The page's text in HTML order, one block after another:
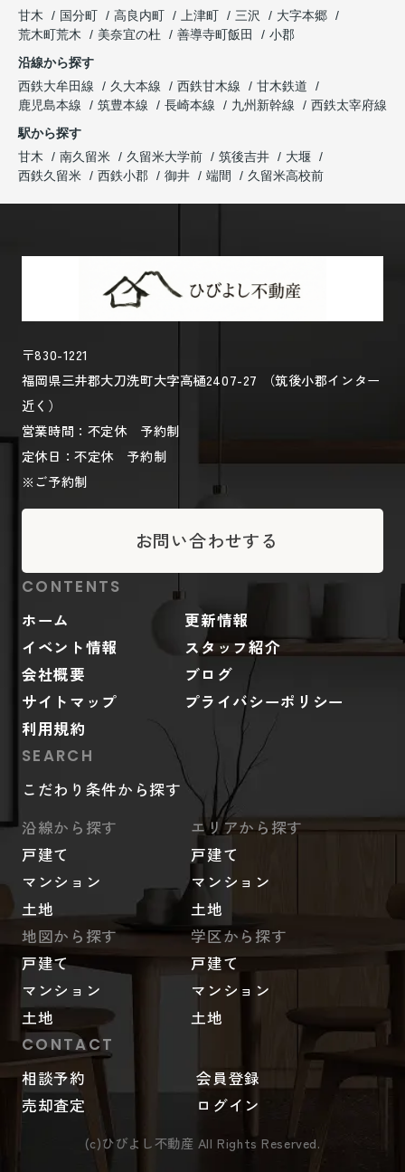
甘木
国分町 高良内町 上津町 三沢
大字本郷
荒木町荒木
美奈宜の杜 善導寺町飯田
小郡
沿線から探す
西鉄大牟田線
久大本線 西鉄甘木線
甘木鉄道
鹿児島本線
筑豊本線 長崎本線 九州新幹線
西鉄太宰府線
駅から探す
甘木
南久留米 久留米大学前 筑後吉井
大堰
西鉄久留米
西鉄小郡 御井 端間 久留米高校前
〒830-1221
福岡県三井郡大刀洗町大字高樋2407-27 （筑後小郡インター
近く）
営業時間：不定休 予約制
定休日：不定休 予約制
※ご予約制
お問い合わせする
CONTENTS
ホーム
更新情報
イベント情報
スタッフ紹介
会社概要
ブログ
サイトマップ
プライバシーポリシー
利用規約
SEARCH
こだわり条件から探す
沿線から探す
戸建て
マンション
土地
エリアから探す
戸建て
マンション
土地
地図から探す
戸建て
マンション
土地
学区から探す
戸建て
マンション
土地
CONTACT
相談予約
会員登録
売却査定
ログイン
(c)ひびよし不動産 All Rights Reserved.